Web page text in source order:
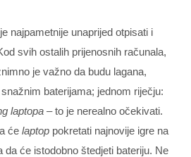
najpametnije unaprijed otpisati i
svih ostalih prijenosnih računala,
je važno da budu lagana,
baterijama; jednom riječju:
laptopa – to je nerealno očekivati.
će laptop pokretati najnovije igre na
da će istodobno štedjeti bateriju. Ne